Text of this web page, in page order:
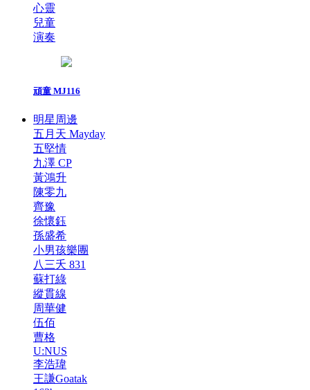
心靈
兒童
演奏
頑童 MJ116
明星周邊
五月天 Mayday
五堅情
九澤 CP
黃鴻升
陳零九
齊豫
徐懷鈺
孫盛希
小男孩樂團
八三夭 831
蘇打綠
縱貫線
周華健
伍佰
曹格
U:NUS
李浩瑋
王謙Goatak